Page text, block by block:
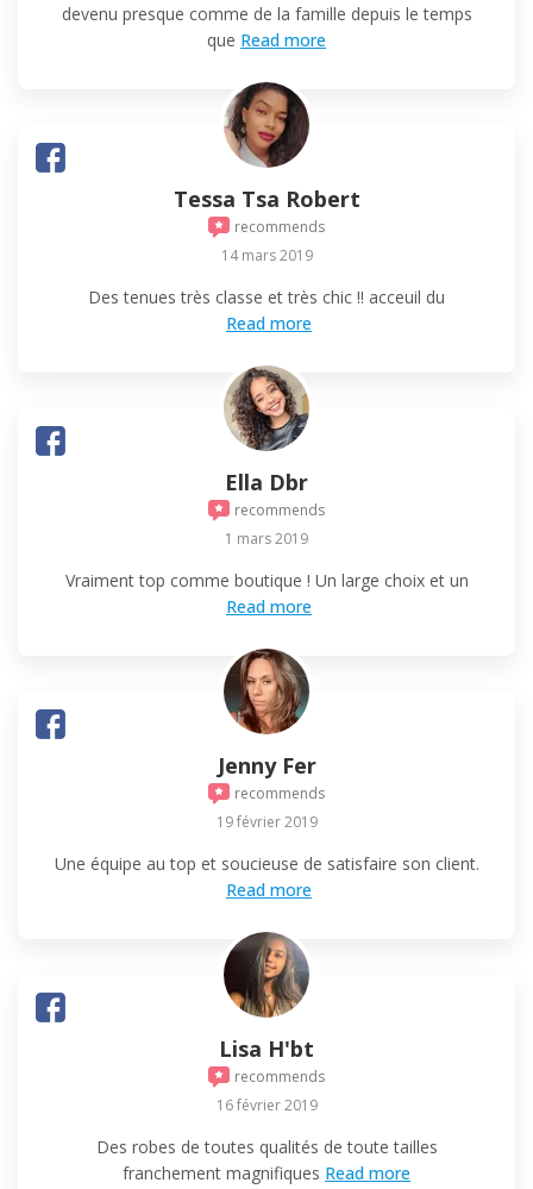
devenu presque comme de la famille depuis le temps
que Read more
Tessa Tsa Robert
recommends
14 mars 2019
Des tenues très classe et très chic !! acceuil du
Read more
Ella Dbr
recommends
1 mars 2019
Vraiment top comme boutique ! Un large choix et un
Read more
Jenny Fer
recommends
19 février 2019
Une équipe au top et soucieuse de satisfaire son client.
Read more
Lisa H'bt
recommends
16 février 2019
Des robes de toutes qualités de toute tailles
franchement magnifiques Read more